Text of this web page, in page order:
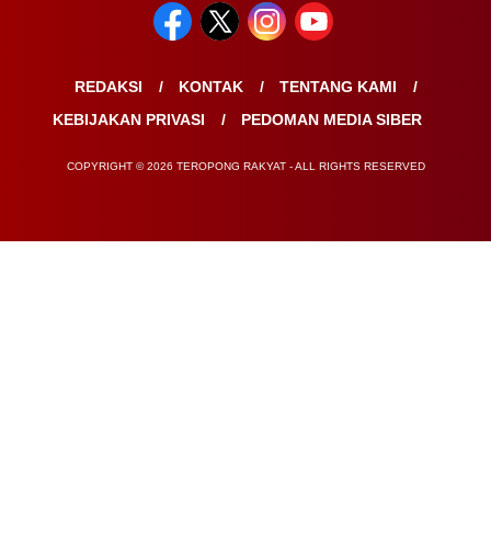
REDAKSI KONTAK
TENTANG KAMI
KEBIJAKAN PRIVASI
PEDOMAN MEDIA SIBER
COPYRIGHT © 2026 TEROPONG RAKYAT - ALL RIGHTS RESERVED